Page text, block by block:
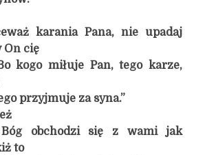
karania Pana, nie upadaj
On cię
kogo miłuje Pan, tego karze,
przyjmuje za syna.”
obchodzi się z wami jak
to